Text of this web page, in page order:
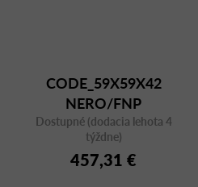
CODE_59X59X42
NERO/FNP
Dostupné (dodacia lehota 4
týždne)
457,31 €